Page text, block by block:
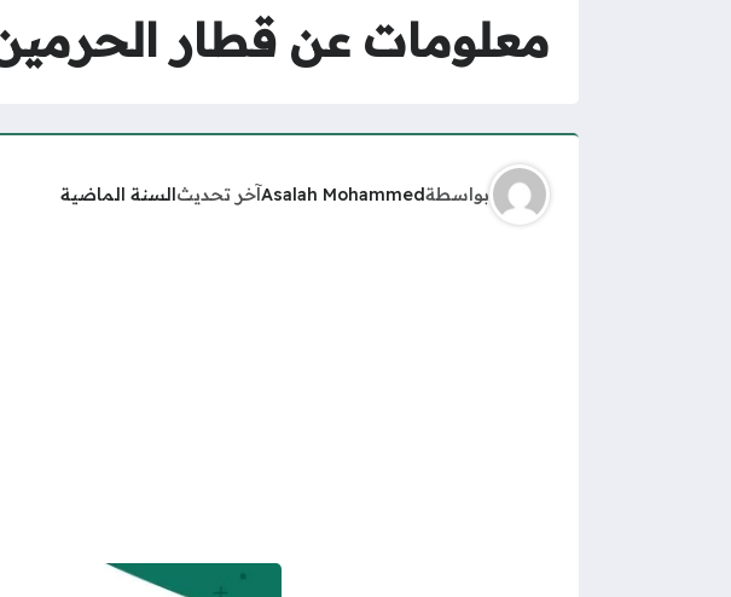
معلومات عن قطار الحرمين
بواسطةAsalah Mohammedآخر تحديثالسنة الماضية